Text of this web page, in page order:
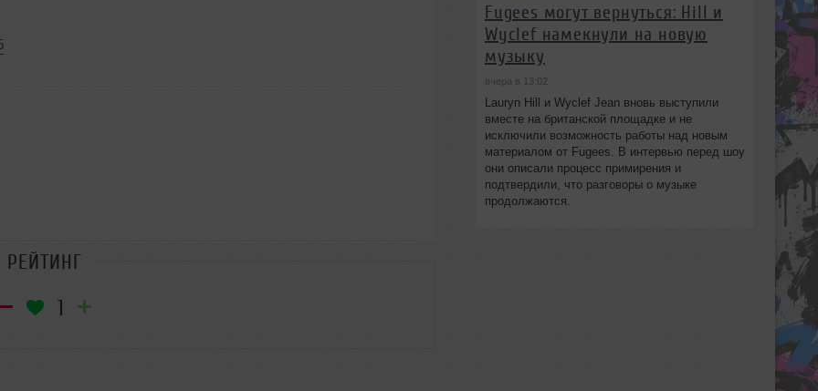
РЕЙТИНГ
1
Fugees могут вернуться: Hill и
Wyclef намекнули на новую
музыку
вчера в 13:02
Lauryn Hill и Wyclef Jean вновь выступили
вместе на британской площадке и не
исключили возможность работы над новым
материалом от Fugees. В интервью перед шоу
они описали процесс примирения и
подтвердили, что разговоры о музыке
продолжаются.